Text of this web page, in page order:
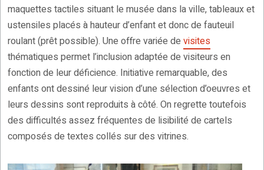
maquettes tactiles situant le musée dans la ville, tableaux et
ustensiles placés à hauteur d’enfant et donc de fauteuil
roulant (prêt possible). Une offre variée de visites
thématiques permet l’inclusion adaptée de visiteurs en
fonction de leur déficience. Initiative remarquable, des
enfants ont dessiné leur vision d’une sélection d’oeuvres et
leurs dessins sont reproduits à côté. On regrette toutefois
des difficultés assez fréquentes de lisibilité de cartels
composés de textes collés sur des vitrines.